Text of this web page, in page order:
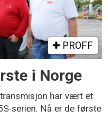
PROFF
i Norge
transmisjon har vært et
serien. Nå er de første